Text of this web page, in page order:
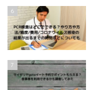
6
7